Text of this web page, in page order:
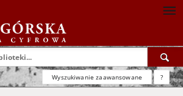
Wyszukiwanie zaawansowane ?